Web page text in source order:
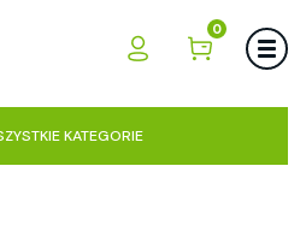
0
KATEGORIE